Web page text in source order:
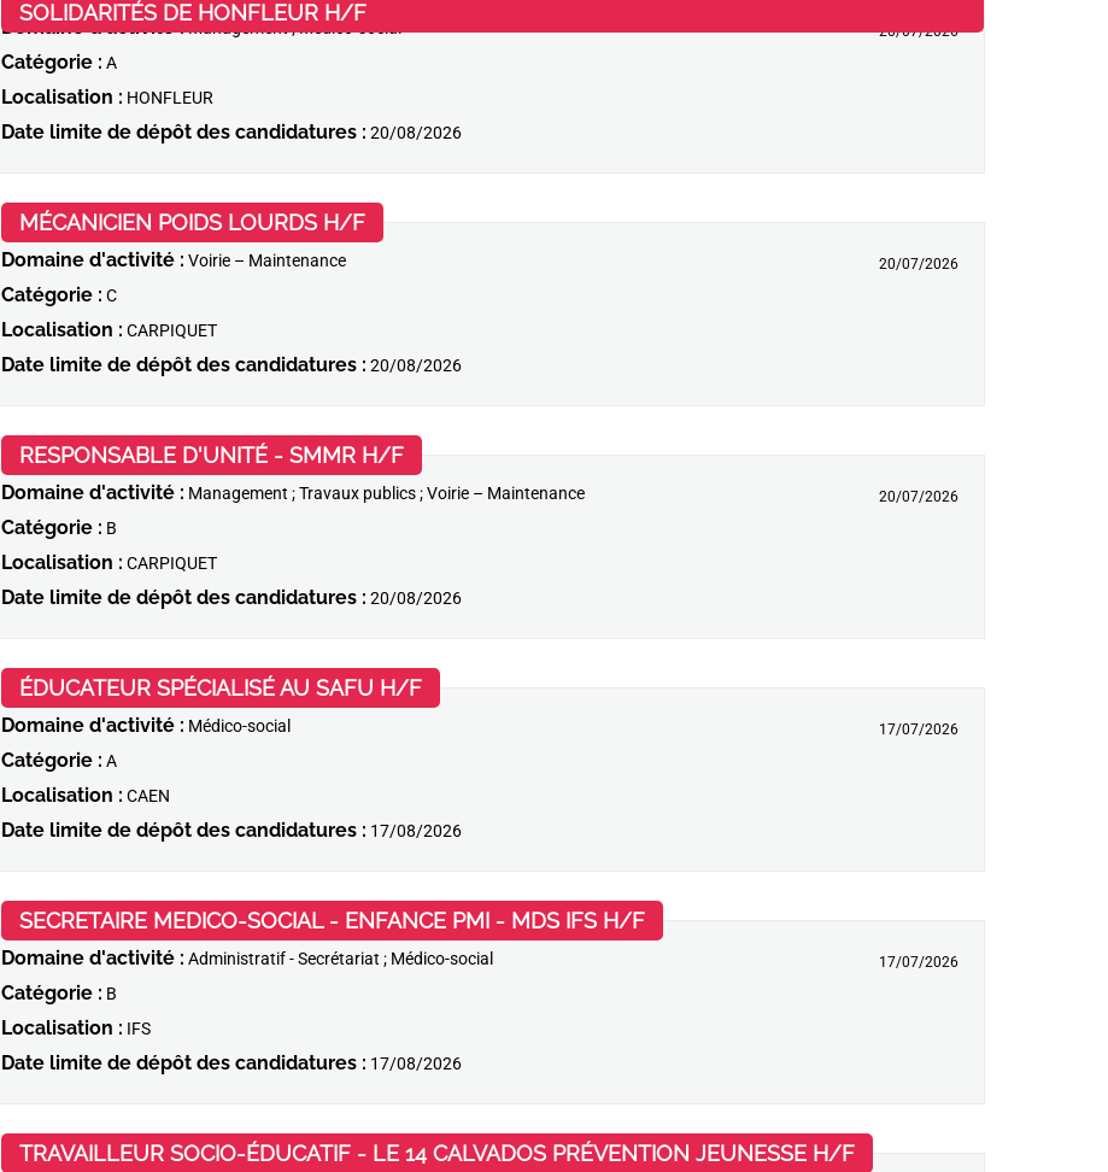
SOLIDARITÉS DE HONFLEUR H/F(Nouvelle fenêtre)
20/07/2026
Domaine d'activité :
Catégorie : A
Localisation : HONFLEUR
Date limite de dépôt des candidatures : 20/08/2026
MÉCANICIEN POIDS LOURDS H/F(Nouvelle fenêtre)
20/07/2026
Domaine d'activité : Voirie – Maintenance
Catégorie : C
Localisation : CARPIQUET
Date limite de dépôt des candidatures : 20/08/2026
RESPONSABLE D'UNITÉ - SMMR H/F(Nouvelle fenêtre)
20/07/2026
Domaine d'activité : Management ; Travaux publics ; Voirie – Maintenance
Catégorie : B
Localisation : CARPIQUET
Date limite de dépôt des candidatures : 20/08/2026
ÉDUCATEUR SPÉCIALISÉ AU SAFU H/F(Nouvelle fenêtre)
17/07/2026
Domaine d'activité : Médico-social
Catégorie : A
Localisation : CAEN
Date limite de dépôt des candidatures : 17/08/2026
SECRETAIRE MEDICO-SOCIAL - ENFANCE PMI - MDS IFS H/F(Nouvelle fenêtre)
17/07/2026
Domaine d'activité : Administratif - Secrétariat ; Médico-social
Catégorie : B
Localisation : IFS
Date limite de dépôt des candidatures : 17/08/2026
TRAVAILLEUR SOCIO-ÉDUCATIF - LE 14 CALVADOS PRÉVENTION JEUNESSE H/F(Nouvelle fenêtre)